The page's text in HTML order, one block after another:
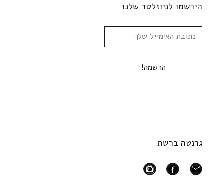
הירשמו לניוזלטר שלנו
גרנטה ברשת
mail
facebook
instagram